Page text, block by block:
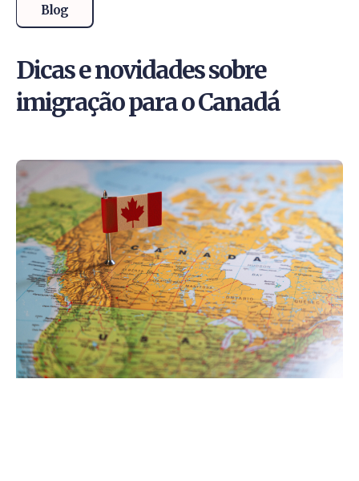
Blog
Dicas e novidades sobre
imigração para o Canadá